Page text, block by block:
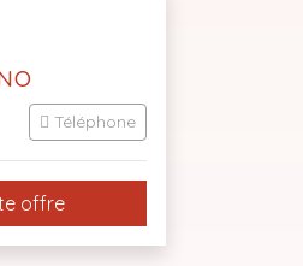
Téléphone
offre